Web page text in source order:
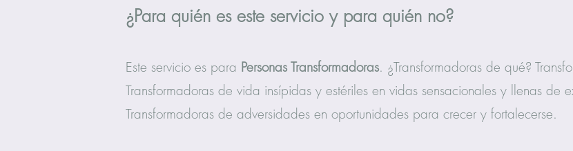
¿Para quién es este servicio y para quién no?
Este servicio es para Personas Transformadoras. ¿Transformadoras de qué?
Transformadoras de vida insípidas y estériles en vidas sensacionales y llenas de
Transformadoras de adversidades en oportunidades para crecer y fortalecerse.